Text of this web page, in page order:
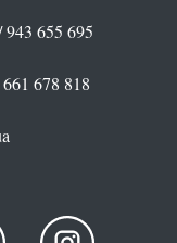
943 655 695
678 818